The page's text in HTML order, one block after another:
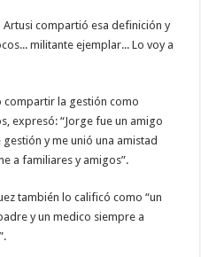
compartió esa definición y
militante ejemplar... Lo voy a
compartir la gestión como
expresó: “Jorge fue un amigo
y me unió una amistad
a familiares y amigos”.
también lo calificó como “un
y un medico siempre a